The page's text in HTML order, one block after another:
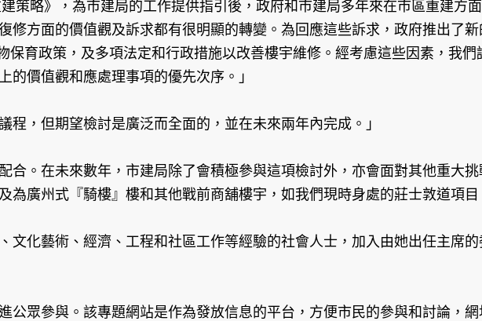
策略》，為市建局的工作提供指引後，政府和市建局多年來在市區重建方
修方面的價值觀及訴求都有很明顯的轉變。為回應這些訴求，政府推出了
育政策，及多項法定和行政措施以改善樓宇維修。經考慮這些因素，我
的價值觀和應處理事項的優先次序。」
程，但期望檢討是廣泛而全面的，並在未來兩年內完成。」
合。在未來數年，市建局除了會積極參與這項檢討外，亦會面對其他重大
廣州式『騎樓』樓和其他戰前商舖樓宇，如我們現時身處的莊士敦道項目
文化藝術、經濟、工程和社區工作等經驗的社會人士，加入由她出任主席
公眾參與。該專題網站是作為發放信息的平台，方便市民的參與和討論，網